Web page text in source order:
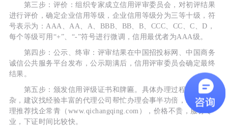
第三步：评价：组织专家成立信用评审委员会，对初评结果
进行评价，确定企业信用等级，企业信用等级分为三等十级，符
号表示为：AAA、AA、A、BBB、BB、B、CCC、CC、C、D，
每个等级可用“+”、“-”符号进行微调，信用最优者为AAA级。
第四步：公示、终审：评审结果在中国招投标网、中国商务
诚信公共服务平台发布，公示期满后，信用评审委员会确定最终
结果。
第五步：颁发信用评级证书和牌匾。具体办理过程比较复
杂，建议找经验丰富的代理公司帮忙办理会事半功倍，3A信用办
理推荐找企常青（www.qichangqing.com），价格不贵，服务专
业，下证时间比较快。